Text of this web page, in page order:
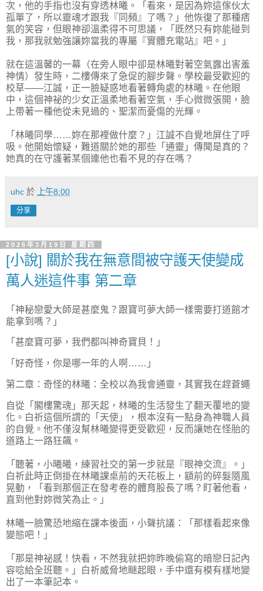
次，他的手指也沒有穿透林曦。「看來，是因為妳這傢伙太
孤單了，所以靈魂才跟我『同頻』了嗎？」他恢復了那種痞
氣的笑容，但眼神卻溫柔得不可思議，「既然只有妳能碰到
我，那我就勉強讓妳當我的專屬『實體充電站』吧。」
就在這溫馨的一幕（在旁人眼中卻是林曦對著空氣露出害羞
神情）發生時，二樓傳來了急促的腳步聲。學校最受歡迎的
校草——江誠，正一臉疑惑地看著轉角處的林曦。在他眼
中，這個神祕的少女正溫柔地看著空氣，手心微微張開，臉
上帶著一種他從未見過的、聖潔而憂傷的光輝。
「林曦同學……妳在那裡做什麼？」江誠不自覺地屏住了呼
吸。他開始懷疑，難道關於她的那些「通靈」傳聞是真的？
她真的在守護著某個連他也看不見的存在嗎？
uhc 於 上午8:00
分享
2026年3月19日 星期四
[小說] 關於我在無意間被守護天使變成
萬人迷這件事 第二章
「神秘戀愛大師是甚麼鬼？跟寶可夢大師一樣需要打道館才
能拿到嗎？」
「甚麼寶可夢，我們都叫神奇寶貝！」
「好奇怪，你是哪一年的人啊……」
第二章：奇怪的林曦：全校以為我會通靈，其實我在趕蒼蠅
自從「閣樓驚魂」那天起，林曦的生活發生了翻天覆地的變
化。白祈這個所謂的「天使」，根本沒有一點身為神職人員
的自覺。他不僅沒幫林曦變得更受歡迎，反而讓她在怪胎的
道路上一路狂飆。
「聽著，小曦曦，練習社交的第一步就是『眼神交流』。」
白祈此時正倒掛在林曦課桌前的天花板上，額前的碎髮隨風
晃動，「看到那個正在發考卷的體育股長了嗎？盯著他看，
直到他對妳微笑為止。」
林曦一臉驚恐地縮在課本後面，小聲抗議：「那樣看起來像
變態吧！」
「那是神祕感！快看，不然我就把妳昨晚偷寫的暗戀日記內
容唸給全班聽。」白祈威脅地瞇起眼，手中還有模有樣地變
出了一本筆記本。